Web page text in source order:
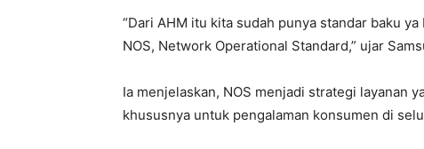
“Dari AHM itu kita sudah punya standar baku
NOS, Network Operational Standard,” ujar
Ia menjelaskan, NOS menjadi strategi layanan
khususnya untuk pengalaman konsumen di